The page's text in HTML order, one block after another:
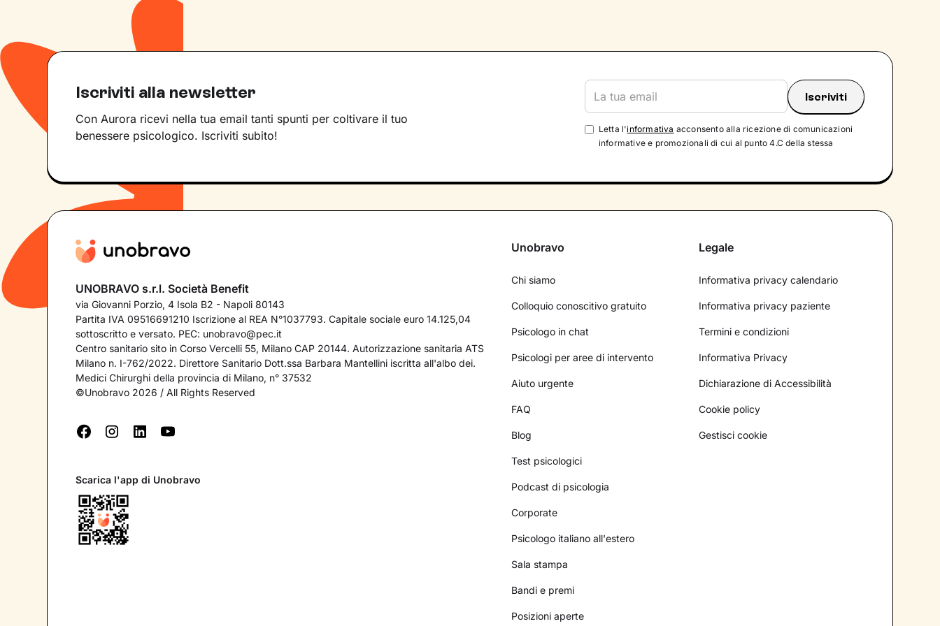
Iscriviti alla newsletter
Con Aurora ricevi nella tua email tanti spunti per coltivare il tuo
benessere psicologico. Iscriviti subito!
Letta l'informativa acconsento alla ricezione di comunicazioni
informative e promozionali di cui al punto 4.C della stessa
UNOBRAVO s.r.l. Società Benefit
via Giovanni Porzio, 4 Isola B2 - Napoli 80143
Partita IVA 09516691210 Iscrizione al REA N°1037793. Capitale sociale euro 14.125,04
sottoscritto e versato. PEC: unobravo@pec.it
Centro sanitario sito in Corso Vercelli 55, Milano CAP 20144. Autorizzazione sanitaria ATS
Milano n. I-762/2022. Direttore Sanitario Dott.ssa Barbara Mantellini iscritta all'albo dei.
Medici Chirurghi della provincia di Milano, n° 37532
©Unobravo 2026 / All Rights Reserved
Scarica l'app di Unobravo
Unobravo
Chi siamo
Colloquio conoscitivo gratuito
Psicologo in chat
Psicologi per aree di intervento
Aiuto urgente
FAQ
Blog
Test psicologici
Podcast di psicologia
Corporate
Psicologo italiano all'estero
Sala stampa
Bandi e premi
Posizioni aperte
Legale
Informativa privacy calendario
Informativa privacy paziente
Termini e condizioni
Informativa Privacy
Dichiarazione di Accessibilità
Cookie policy
Gestisci cookie